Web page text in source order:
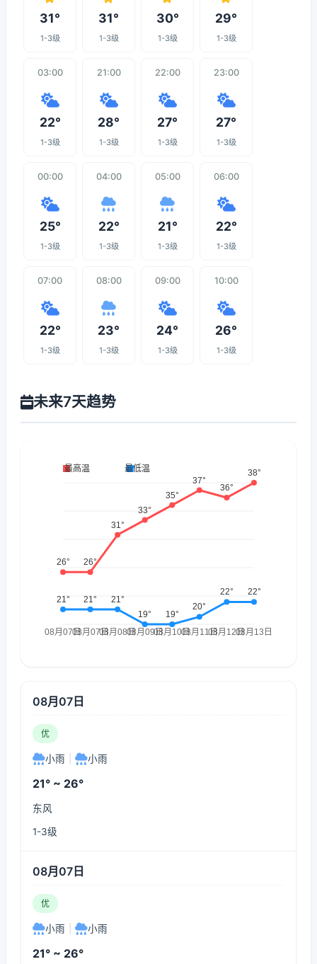
31°
1-3级
31°
1-3级
30°
1-3级
29°
1-3级
03:00
22°
1-3级
21:00
28°
1-3级
22:00
27°
1-3级
23:00
27°
1-3级
00:00
25°
1-3级
04:00
22°
1-3级
05:00
21°
1-3级
06:00
22°
1-3级
07:00
22°
1-3级
08:00
23°
1-3级
09:00
24°
1-3级
10:00
26°
1-3级
未来7天趋势
08月07日
优
小雨 小雨
21° ~ 26°
东风
1-3级
08月07日
优
小雨 小雨
21° ~ 26°